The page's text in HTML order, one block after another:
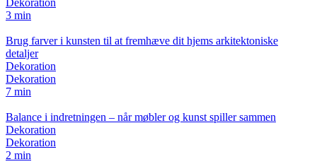
Dekoration
3 min
Brug farver i kunsten til at fremhæve dit hjems arkitektoniske
detaljer
Dekoration
Dekoration
7 min
Balance i indretningen – når møbler og kunst spiller sammen
Dekoration
Dekoration
2 min